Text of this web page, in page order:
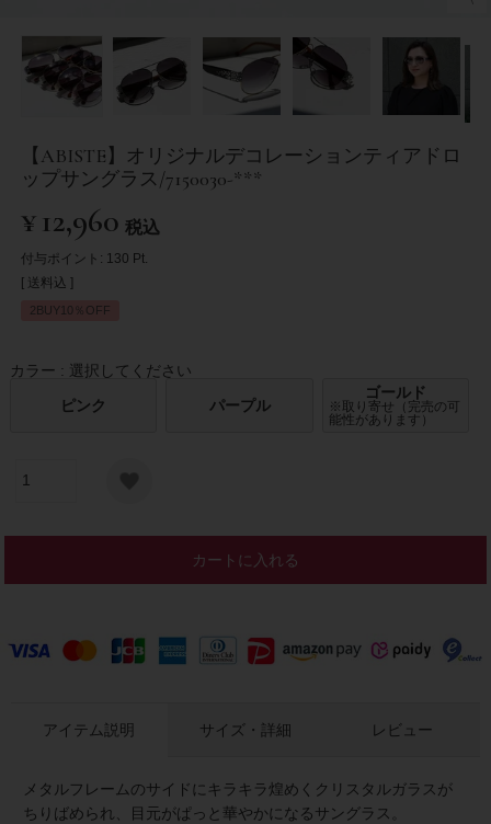
【ABISTE】オリジナルデコレーションティアドロ
ップサングラス/7150030-***
¥12,960 税込
付与ポイント: 130 Pt.
送料込
2BUY10％OFF
カラー
選択してください
ピンク
パープル
ゴールド
※取り寄せ（完売の可
能性があります）
カートに入れる
アイテム説明
メタルフレームのサイドにキラキラ煌めくクリスタルガラスが
ちりばめられ、目元がぱっと華やかになるサングラス。
サイズ・詳細 レビュー